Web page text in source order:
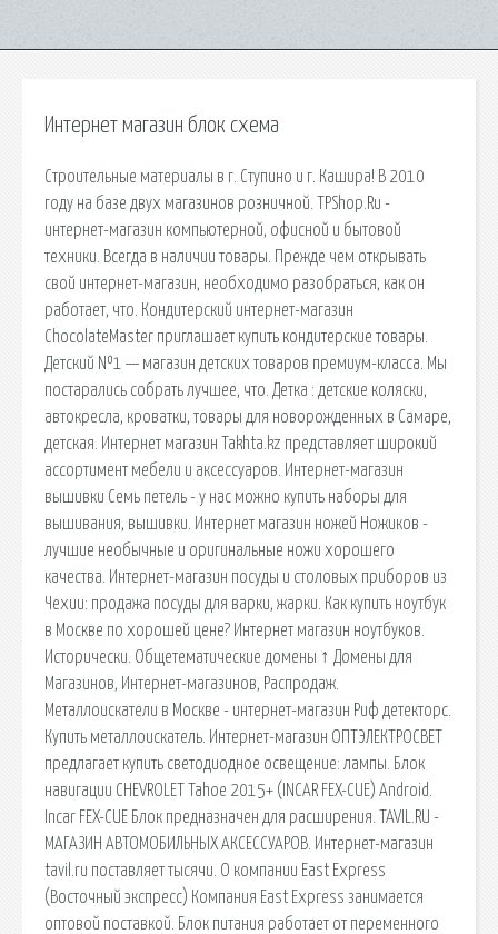
Интернет магазин блок схема
Строительные материалы в г. Ступино и г. Кашира! В 2010
году на базе двух магазинов розничной. TPShop.Ru -
интернет-магазин компьютерной, офисной и бытовой
техники. Всегда в наличии товары. Прежде чем открывать
свой интернет-магазин, необходимо разобраться, как он
работает, что. Кондитерский интернет-магазин
ChocolateMaster приглашает купить кондитерские товары.
Детский №1 — магазин детских товаров премиум-класса. Мы
постарались собрать лучшее, что. Детка : детские коляски,
автокресла, кроватки, товары для новорожденных в Самаре,
детская. Интернет магазин Takhta.kz представляет широкий
ассортимент мебели и аксессуаров. Интернет-магазин
вышивки Семь петель - у нас можно купить наборы для
вышивания, вышивки. Интернет магазин ножей Ножиков -
лучшие необычные и оригинальные ножи хорошего
качества. Интернет-магазин посуды и столовых приборов из
Чехии: продажа посуды для варки, жарки. Как купить ноутбук
в Москве по хорошей цене? Интернет магазин ноутбуков.
Исторически. Общетематические домены ↑ Домены для
Магазинов, Интернет-магазинов, Распродаж.
Металлоискатели в Москве - интернет-магазин Риф детекторс.
Купить металлоискатель. Интернет-магазин ОПТЭЛЕКТРОСВЕТ
предлагает купить светодиодное освещение: лампы. Блок
навигации CHEVROLET Tahoe 2015+ (INCAR FEX-CUE) Android.
Incar FEX-CUE Блок предназначен для расширения. TAVIL.RU -
МАГАЗИН АВТОМОБИЛЬНЫХ АКСЕССУАРОВ. Интернет-магазин
tavil.ru поставляет тысячи. О компании East Express
(Восточный экспресс) Компания East Express занимается
оптовой поставкой. Блок питания работает от переменного